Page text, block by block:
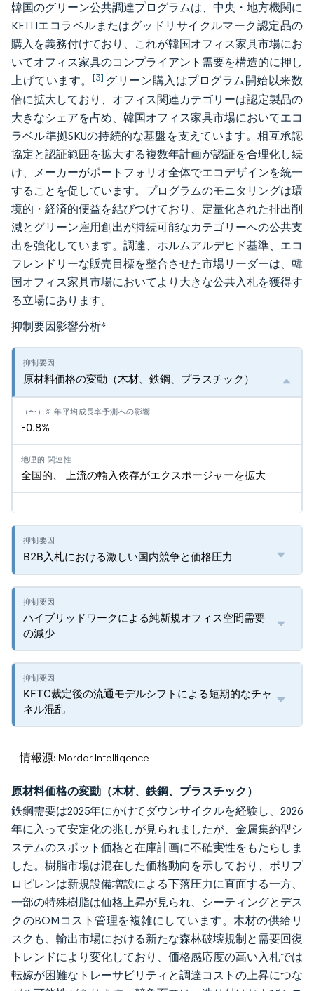
韓国のグリーン公共調達プログラムは、中央・地方機関に
KEITIエコラベルまたはグッドリサイクルマーク認定品の
購入を義務付けており、これが韓国オフィス家具市場にお
いてオフィス家具のコンプライアント需要を構造的に押し
上げています。 [3] グリーン購入はプログラム開始以来数
倍に拡大しており、オフィス関連カテゴリーは認定製品の
大きなシェアを占め、韓国オフィス家具市場においてエコ
ラベル準拠SKUの持続的な基盤を支えています。相互承認
協定と認証範囲を拡大する複数年計画が認証を合理化し続
け、メーカーがポートフォリオ全体でエコデザインを統一
することを促しています。プログラムのモニタリングは環
境的・経済的便益を結びつけており、定量化された排出削
減とグリーン雇用創出が持続可能なカテゴリーへの公共支
出を強化しています。調達、ホルムアルデヒド基準、エコ
フレンドリーな販売目標を整合させた市場リーダーは、韓
国オフィス家具市場においてより大きな公共入札を獲得す
る立場にあります。
抑制要因影響分析*
原材料価格の変動（木材、鉄鋼、プラスチック）
-0.8%
全国的、 上流の輸入依存がエクスポージャーを拡大
B2B入札における激しい国内競争と価格圧力
ハイブリッドワークによる純新規オフィス空間需要
の減少
KFTC裁定後の流通モデルシフトによる短期的なチャ
ネル混乱
情報源: Mordor Intelligence
原材料価格の変動（木材、鉄鋼、プラスチック）
鉄鋼需要は2025年にかけてダウンサイクルを経験し、2026
年に入って安定化の兆しが見られましたが、金属集約型シ
ステムのスポット価格と在庫計画に不確実性をもたらしま
した。樹脂市場は混在した価格動向を示しており、ポリプ
ロピレンは新規設備増設による下落圧力に直面する一方、
一部の特殊樹脂は価格上昇が見られ、シーティングとデス
クのBOMコスト管理を複雑にしています。木材の供給リ
スクも、輸出市場における新たな森林破壊規制と需要回復
トレンドにより変化しており、価格感応度の高い入札では
転嫁が困難なトレーサビリティと調達コストの上昇につな